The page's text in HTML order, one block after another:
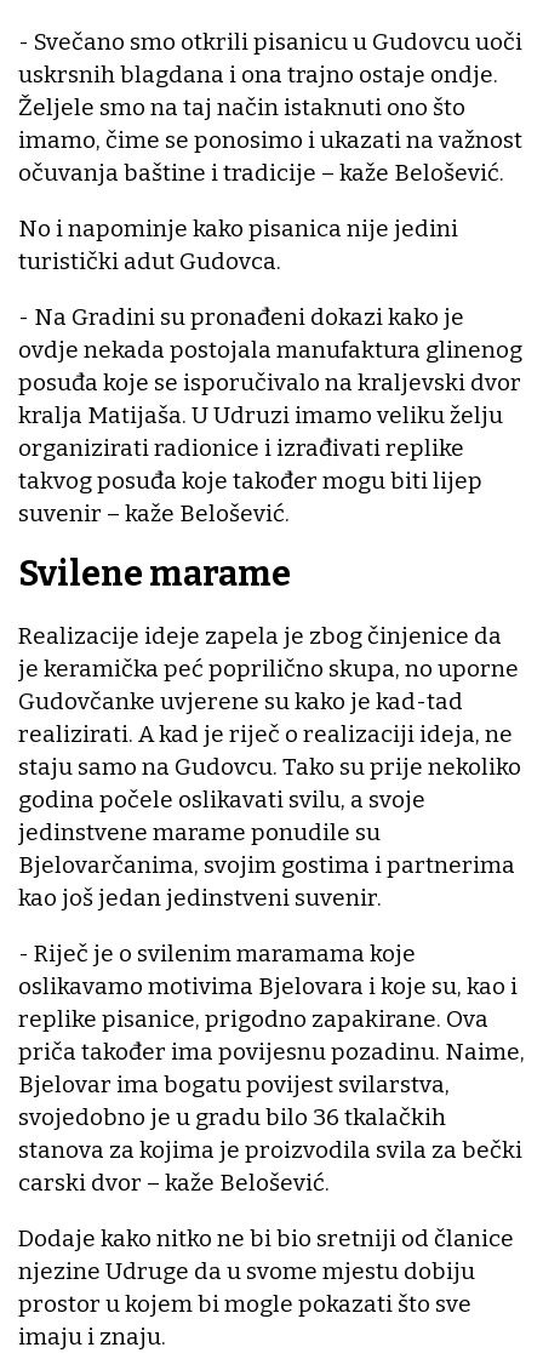
- Svečano smo otkrili pisanicu u Gudovcu uoči
uskrsnih blagdana i ona trajno ostaje ondje.
Željele smo na taj način istaknuti ono što
imamo, čime se ponosimo i ukazati na važnost
očuvanja baštine i tradicije – kaže Belošević.
No i napominje kako pisanica nije jedini
turistički adut Gudovca.
- Na Gradini su pronađeni dokazi kako je
ovdje nekada postojala manufaktura glinenog
posuđa koje se isporučivalo na kraljevski dvor
kralja Matijaša. U Udruzi imamo veliku želju
organizirati radionice i izrađivati replike
takvog posuđa koje također mogu biti lijep
suvenir – kaže Belošević.
Svilene marame
Realizacije ideje zapela je zbog činjenice da
je keramička peć poprilično skupa, no uporne
Gudovčanke uvjerene su kako je kad-tad
realizirati. A kad je riječ o realizaciji ideja, ne
staju samo na Gudovcu. Tako su prije nekoliko
godina počele oslikavati svilu, a svoje
jedinstvene marame ponudile su
Bjelovarčanima, svojim gostima i partnerima
kao još jedan jedinstveni suvenir.
- Riječ je o svilenim maramama koje
oslikavamo motivima Bjelovara i koje su, kao i
replike pisanice, prigodno zapakirane. Ova
priča također ima povijesnu pozadinu. Naime,
Bjelovar ima bogatu povijest svilarstva,
svojedobno je u gradu bilo 36 tkalačkih
stanova za kojima je proizvodila svila za bečki
carski dvor – kaže Belošević.
Dodaje kako nitko ne bi bio sretniji od članice
njezine Udruge da u svome mjestu dobiju
prostor u kojem bi mogle pokazati što sve
imaju i znaju.